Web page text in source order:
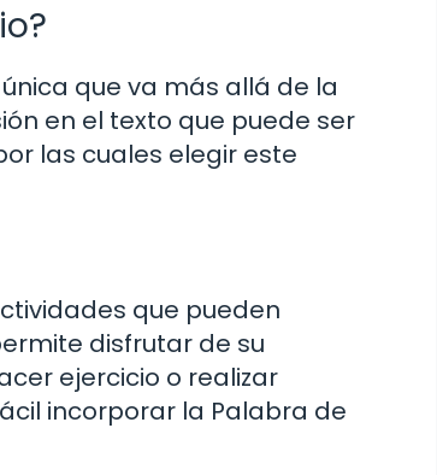
que va más allá de la
en el texto que puede ser
las cuales elegir este
que pueden
disfrutar de su
ejercicio o realizar
incorporar la Palabra de